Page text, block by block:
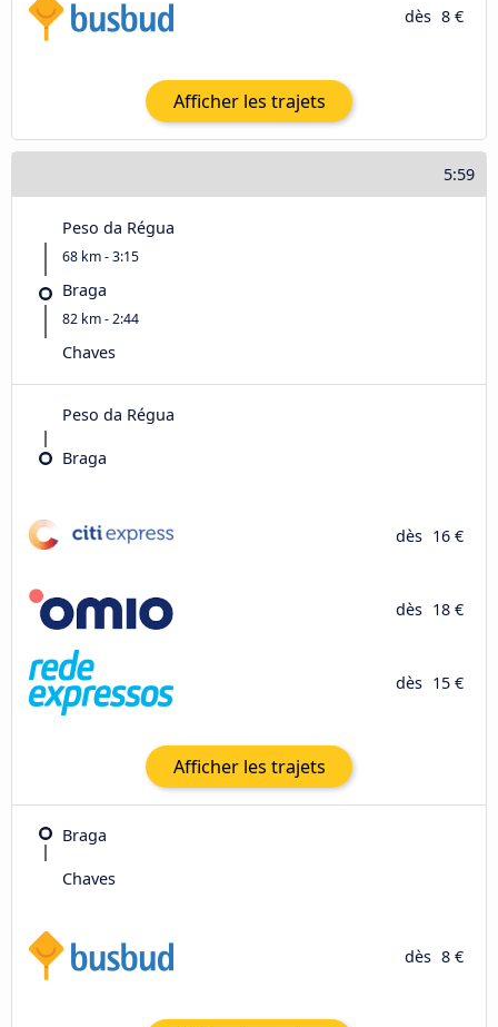
dès 8 €
Afficher les trajets
5:59
Peso da Régua
68 km - 3:15
Braga
82 km - 2:44
Chaves
Peso da Régua
Braga
dès 16 €
dès 18 €
dès 15 €
Afficher les trajets
Braga
Chaves
dès 8 €